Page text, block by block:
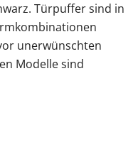
Türpuffer sind in
unerwünschten
Modelle sind